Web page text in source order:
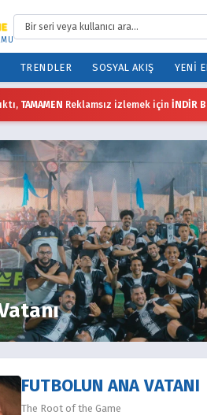
TRENDLER SOSYAL AKIŞ YENI
TAMAMEN Reklamsız izlemek için İNDİR
FUTBOLUN ANA VATANI
The Root of the Game